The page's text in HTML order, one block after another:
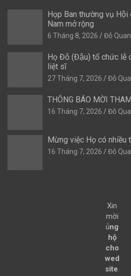
Họp Ban thường vụ
Nam mở rộng
6 Tháng 8, 2026 Đỗ
Họ Đỗ (Đậu) tổ chức lễ
liệt sĩ
27 Tháng 7, 2026 Đỗ
THÔNG BÁO MỜI
16 Tháng 7, 2026 Đỗ
Mừng việc Họ có nhiều
16 Tháng 7, 2026 Đỗ
Xin
mời
ủng
hộ
cho
wed
site.